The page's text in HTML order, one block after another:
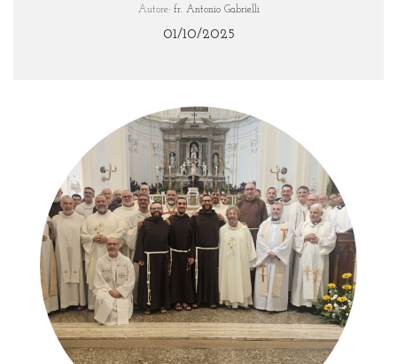
Autore: fr. Antonio Gabrielli
01/10/2025